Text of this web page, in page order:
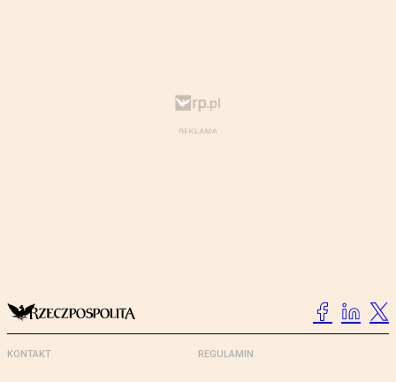
KONTAKT REGULAMIN